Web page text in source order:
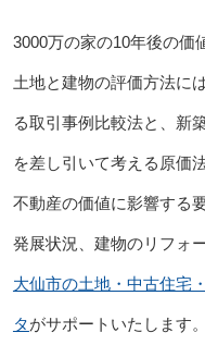
3000万の家の10年後の価
土地と建物の評価方法に
る取引事例比較法と、新
を差し引いて考える原価
不動産の価値に影響する
発展状況、建物のリフォ
大仙市の土地・中古住宅
タがサポートいたします。